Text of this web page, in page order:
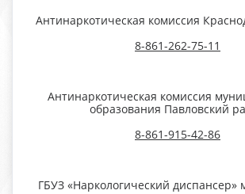
Антинаркотическая комиссия
8-861-262-75-11
Антинаркотическая комиссия
образования Павловский
8-861-915-42-86
ГБУЗ «Наркологический диспансер»